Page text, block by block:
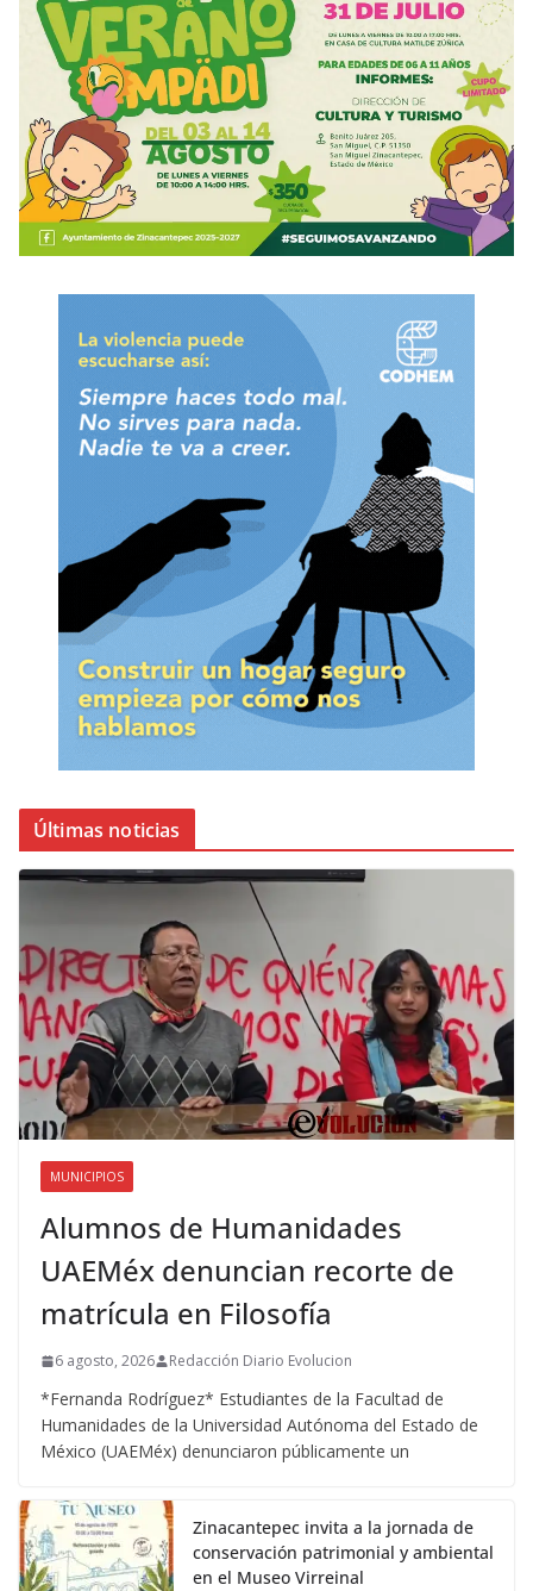
Últimas noticias
MUNICIPIOS
Alumnos de Humanidades
UAEMéx denuncian recorte de
matrícula en Filosofía
6 agosto, 2026 Redacción Diario Evolucion
*Fernanda Rodríguez* Estudiantes de la Facultad de
Humanidades de la Universidad Autónoma del Estado de
México (UAEMéx) denunciaron públicamente un
Zinacantepec invita a la jornada de
conservación patrimonial y ambiental
en el Museo Virreinal